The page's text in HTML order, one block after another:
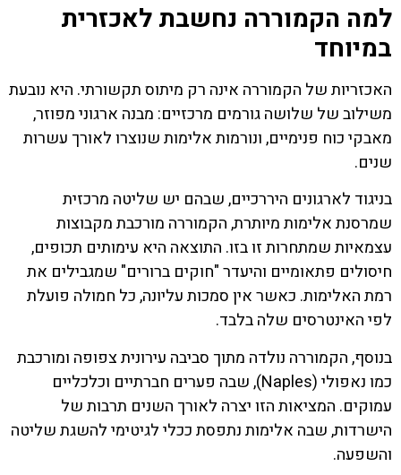
למה הקמוררה נחשבת לאכזרית
במיוחד
האכזריות של הקמוררה אינה רק מיתוס תקשורתי. היא נובעת
משילוב של שלושה גורמים מרכזיים: מבנה ארגוני מפוזר,
מאבקי כוח פנימיים, ונורמות אלימות שנוצרו לאורך עשרות
שנים.
בניגוד לארגונים היררכיים, שבהם יש שליטה מרכזית
שמרסנת אלימות מיותרת, הקמוררה מורכבת מקבוצות
עצמאיות שמתחרות זו בזו. התוצאה היא עימותים תכופים,
חיסולים פתאומיים והיעדר "חוקים ברורים" שמגבילים את
רמת האלימות. כאשר אין סמכות עליונה, כל חמולה פועלת
לפי האינטרסים שלה בלבד.
בנוסף, הקמוררה נולדה מתוך סביבה עירונית צפופה ומורכבת
כמו נאפולי (Naples), שבה פערים חברתיים וכלכליים
עמוקים. המציאות הזו יצרה לאורך השנים תרבות של
הישרדות, שבה אלימות נתפסת ככלי לגיטימי להשגת שליטה
והשפעה.